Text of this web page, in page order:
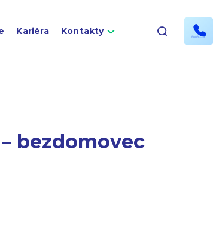
Kariéra Kontakty
bezdomovec